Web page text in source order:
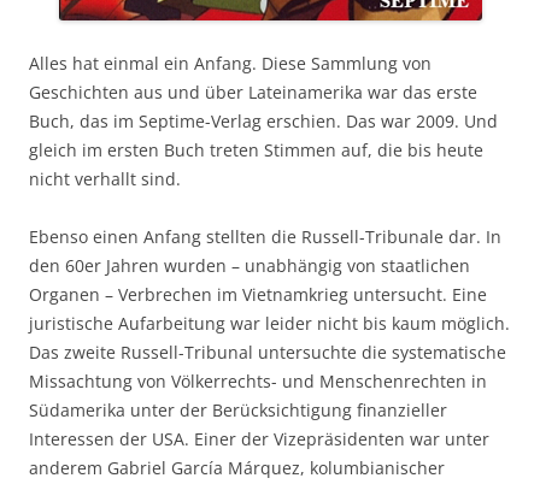
Alles hat einmal ein Anfang. Diese Sammlung von
Geschichten aus und über Lateinamerika war das erste
Buch, das im Septime-Verlag erschien. Das war 2009. Und
gleich im ersten Buch treten Stimmen auf, die bis heute
nicht verhallt sind.
Ebenso einen Anfang stellten die Russell-Tribunale dar. In
den 60er Jahren wurden – unabhängig von staatlichen
Organen – Verbrechen im Vietnamkrieg untersucht. Eine
juristische Aufarbeitung war leider nicht bis kaum möglich.
Das zweite Russell-Tribunal untersuchte die systematische
Missachtung von Völkerrechts- und Menschenrechten in
Südamerika unter der Berücksichtigung finanzieller
Interessen der USA. Einer der Vizepräsidenten war unter
anderem Gabriel García Márquez, kolumbianischer